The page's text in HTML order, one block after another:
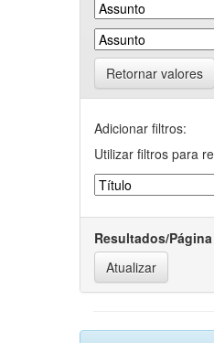
Retornar valores
Adicionar filtros:
Utilizar filtros para
Resultados/Página